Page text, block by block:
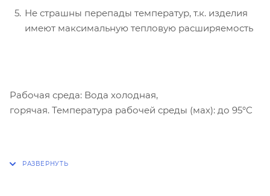
Не страшны перепады температур, т.к. изделия
имеют максимальную тепловую расширяемость
Рабочая среда: Вода холодная,
горячая. Температура рабочей среды (мах): до 95°С